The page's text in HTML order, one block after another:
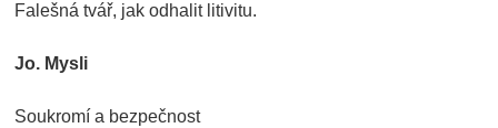
Falešná tvář, jak odhalit litivitu.
Jo. Mysli
Soukromí a bezpečnost